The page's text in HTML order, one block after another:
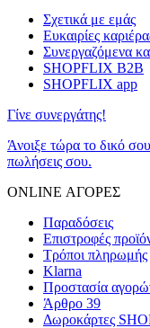
Σχετικά με εμάς
Ευκαιρίες
Συνεργαζόμενα
SHOPFLIX B2B
SHOPFLIX app
Γίνε συνεργάτης!
Άνοιξε τώρα το δικό
πωλήσεις σου.
ONLINE ΑΓΟΡΕΣ
Παραδόσεις
Επιστροφές
Τρόποι πληρωμής
Klarna
Προστασία
Άρθρο 39
Δωροκάρτες